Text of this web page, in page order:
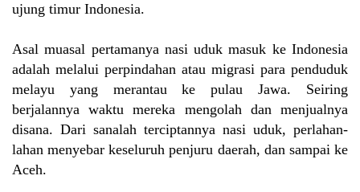
ujung timur Indonesia.
Asal muasal pertamanya nasi uduk masuk ke Indonesia
adalah melalui perpindahan atau migrasi para penduduk
melayu yang merantau ke pulau Jawa. Seiring
berjalannya waktu mereka mengolah dan menjualnya
disana. Dari sanalah terciptannya nasi uduk, perlahan-
lahan menyebar keseluruh penjuru daerah, dan sampai ke
Aceh.